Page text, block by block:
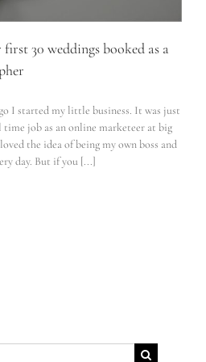
30 weddings booked as a
I started my little business. It was just
time job as an online marketeer at big
the idea of being my own boss and
day. But if you [...]